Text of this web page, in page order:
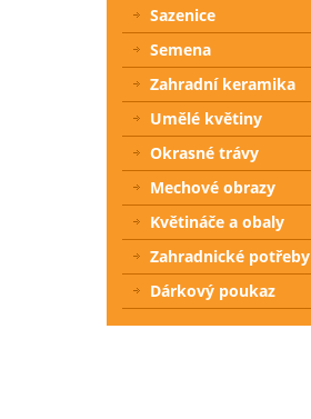
Sazenice
Semena
Zahradní keramika
Umělé květiny
Okrasné trávy
Mechové obrazy
Květináče a obaly
Zahradnické potřeby
Dárkový poukaz